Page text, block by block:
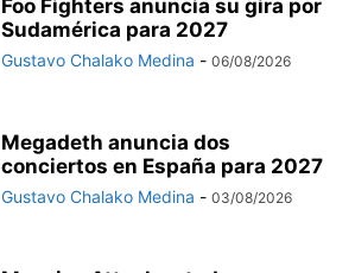
Foo Fighters anuncia su gira por
Sudamérica para 2027
Gustavo Chalako Medina - 06/08/2026
Megadeth anuncia dos
conciertos en España para 2027
Gustavo Chalako Medina - 03/08/2026